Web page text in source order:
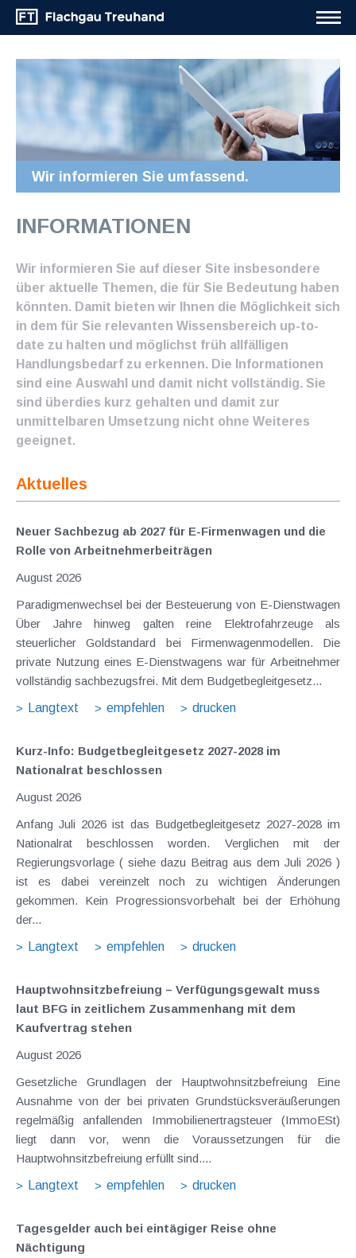
Wir informieren Sie umfassend.
INFORMATIONEN
Wir informieren Sie auf dieser Site insbesondere
über aktuelle Themen, die für Sie Bedeutung haben
könnten. Damit bieten wir Ihnen die Möglichkeit sich
in dem für Sie relevanten Wissensbereich up-to-
date zu halten und möglichst früh allfälligen
Handlungsbedarf zu erkennen. Die Informationen
sind eine Auswahl und damit nicht vollständig. Sie
sind überdies kurz gehalten und damit zur
unmittelbaren Umsetzung nicht ohne Weiteres
geeignet.
Aktuelles
Neuer Sachbezug ab 2027 für E-Firmenwagen und die
Rolle von Arbeitnehmer​­beiträgen
August 2026
Paradigmenwechsel bei der Besteuerung von E-Dienstwagen
Über Jahre hinweg galten reine Elektrofahrzeuge als
steuerlicher Goldstandard bei Firmenwagenmodellen. Die
private Nutzung eines E-Dienstwagens war für Arbeitnehmer
vollständig sachbezugsfrei. Mit dem Budgetbegleitgesetz...
Langtext
empfehlen drucken
Kurz-Info: Budgetbegleitgesetz 2027-2028 im
Nationalrat beschlossen
August 2026
Anfang Juli 2026 ist das Budgetbegleitgesetz 2027-2028 im
Nationalrat beschlossen worden. Verglichen mit der
Regierungsvorlage ( siehe dazu Beitrag aus dem Juli 2026 )
ist es dabei vereinzelt noch zu wichtigen Änderungen
gekommen. Kein Progressionsvorbehalt bei der Erhöhung
der...
Langtext
empfehlen drucken
Hauptwohnsitz​­befreiung – Verfügungsgewalt muss
laut BFG in zeitlichem Zusammenhang mit dem
Kaufvertrag stehen
August 2026
Gesetzliche Grundlagen der Hauptwohnsitzbefreiung Eine
Ausnahme von der bei privaten Grundstücksveräußerungen
regelmäßig anfallenden Immobilienertragsteuer (ImmoESt)
liegt dann vor, wenn die Voraussetzungen für die
Hauptwohnsitzbefreiung erfüllt sind....
Langtext
empfehlen drucken
Tagesgelder auch bei eintägiger Reise ohne
Nächtigung